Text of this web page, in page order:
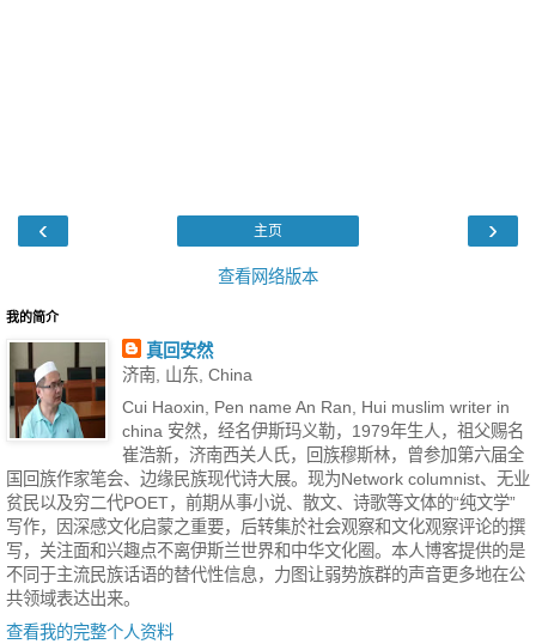
‹ ›
主页
查看网络版本
我的简介
真回安然
济南, 山东, China
Cui Haoxin, Pen name An Ran, Hui muslim writer in
china 安然，经名伊斯玛义勒，1979年生人，祖父赐名
崔浩新，济南西关人氏，回族穆斯林，曾参加第六届全
国回族作家笔会、边缘民族现代诗大展。现为Network columnist、无业
贫民以及穷二代POET，前期从事小说、散文、诗歌等文体的“纯文学”
写作，因深感文化启蒙之重要，后转集於社会观察和文化观察评论的撰
写，关注面和兴趣点不离伊斯兰世界和中华文化圈。本人博客提供的是
不同于主流民族话语的替代性信息，力图让弱势族群的声音更多地在公
共领域表达出来。
查看我的完整个人资料